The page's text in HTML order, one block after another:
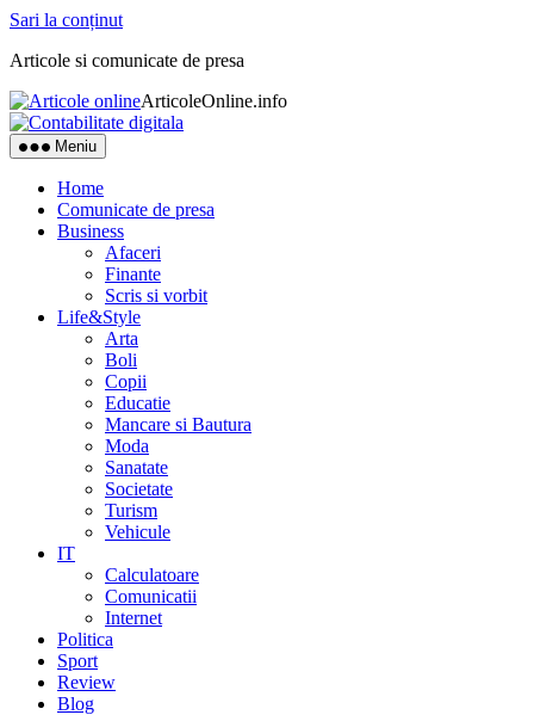
Sari la conținut
Articole si comunicate de presa
ArticoleOnline.info
Meniu
Home
Comunicate de presa
Business
Afaceri
Finante
Scris si vorbit
Life&Style
Arta
Boli
Copii
Educatie
Mancare si Bautura
Moda
Sanatate
Societate
Turism
Vehicule
IT
Calculatoare
Comunicatii
Internet
Politica
Sport
Review
Blog